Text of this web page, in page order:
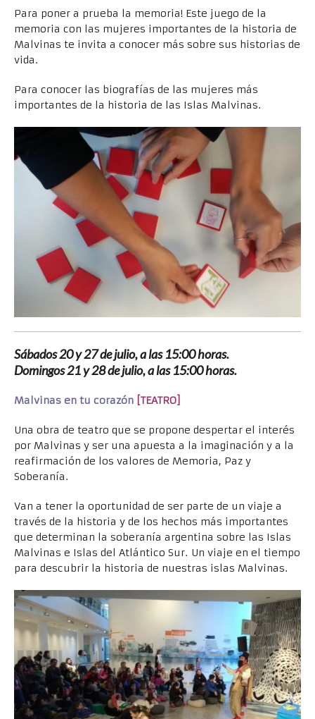
Para poner a prueba la memoria! Este juego de la
memoria con las mujeres importantes de la historia de
Malvinas te invita a conocer más sobre sus historias de
vida.
Para conocer las biografías de las mujeres más
importantes de la historia de las Islas Malvinas.
Sábados 20 y 27 de julio, a las 15:00 horas.
Domingos 21 y 28 de julio, a las 15:00 horas.
Malvinas en tu corazón [TEATRO]
Una obra de teatro que se propone despertar el interés
por Malvinas y ser una apuesta a la imaginación y a la
reafirmación de los valores de Memoria, Paz y
Soberanía.
Van a tener la oportunidad de ser parte de un viaje a
través de la historia y de los hechos más importantes
que determinan la soberanía argentina sobre las Islas
Malvinas e Islas del Atlántico Sur. Un viaje en el tiempo
para descubrir la historia de nuestras islas Malvinas.